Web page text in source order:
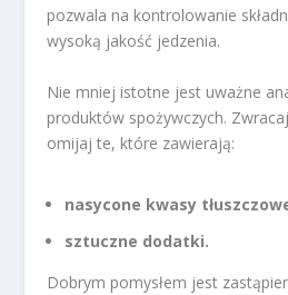
pozwala na kontrolowanie
wysoką jakość jedzenia.
Nie mniej istotne jest uważne
produktów spożywczych.
omijaj te, które zawierają:
nasycone kwasy
sztuczne dodatki.
Dobrym pomysłem jest